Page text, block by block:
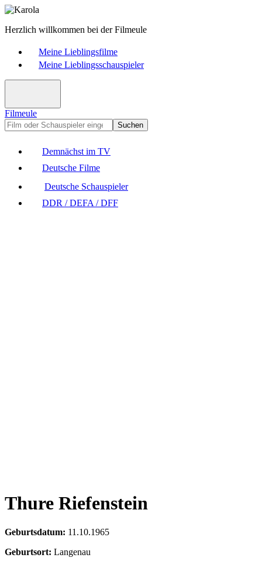
Herzlich willkommen bei der Filmeule
Meine Lieblingsfilme
Meine Lieblingsschauspieler
Filmeule
Suchen
Demnächst im TV
Deutsche Filme
Deutsche Schauspieler
DDR / DEFA / DFF
Thure Riefenstein
Geburtsdatum: 11.10.1965
Geburtsort: Langenau